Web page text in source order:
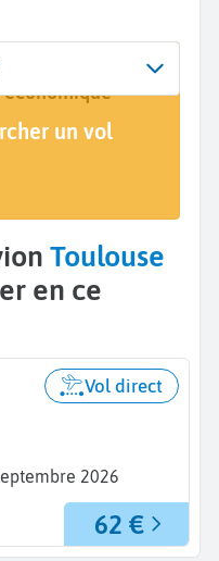
économique
un vol
Toulouse
en ce
2026
Vol direct
62 €